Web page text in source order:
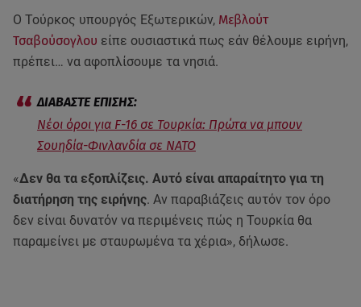
Ο Τούρκος υπουργός Εξωτερικών, Μεβλούτ
Τσαβούσογλου είπε ουσιαστικά πως εάν θέλουμε ειρήνη,
πρέπει… να αφοπλίσουμε τα νησιά.
Νέοι όροι για F-16 σε Τουρκία: Πρώτα να μπουν
Σουηδία-Φινλανδία σε ΝΑΤΟ
«Δεν θα τα εξοπλίζεις. Αυτό είναι απαραίτητο για τη
διατήρηση της ειρήνης. Αν παραβιάζεις αυτόν τον όρο
δεν είναι δυνατόν να περιμένεις πώς η Τουρκία θα
παραμείνει με σταυρωμένα τα χέρια», δήλωσε.